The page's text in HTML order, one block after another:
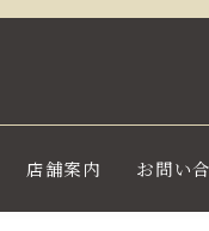
店舗案内 お問い